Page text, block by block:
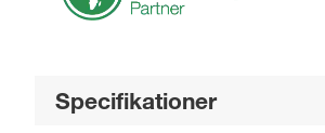
Specifikationer